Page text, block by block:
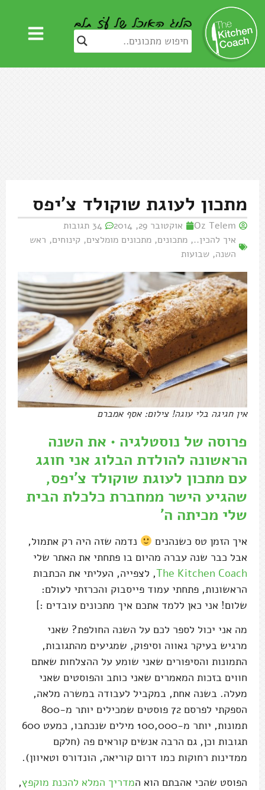
מתכון לעוגת שוקולד צ'יפס
Oz Telem אוקטובר 29, 2014
34 תגובות
איך להכין.., מתכונים, מתכונים מומלצים, קינוחים, ראש
השנה, שבועות
אין חגיגה בלי עוגה! צילום: אסף אמברם
פרוסה של נוסטלגיה • את השנה
הראשונה להולדת הבלוג אני חוגג
עם מתכון לעוגת שוקולד צ'יפס,
שהגיע הישר ממחברת כלכלת הבית
שלי מכיתה ה'
איך הזמן טס כשנהנים
נדמה שזה היה רק אתמול,
אבל כבר שנה עברה מהיום בו פתחתי את האתר שלי
The Kitchen Coach, לצפייה, העליתי את הכתבות
הראשונות, פתחתי עמוד פייסבוק והכרזתי לעולם:
שלום! אני כאן ללמד אתכם איך מתכונים עובדים :]
מה אני יכול לספר לכם על השנה החולפת? שאני
מרגיש בעיקר גאווה וסיפוק, שמגיעים מהתגובות,
התמונות והסיפורים שאני שומע על ההצלחות שאתם
חווים בזכות המאמרים שאני כותב והפוסטים שאני
מעלה. בשנה אחת, במקביל לעבודה במשרה מלאה,
הספקתי לפרסם 72 פוסטים שמכילים יותר מ-800
תמונות, יותר מ-100,000 מילים שנכתבו, כמעט 600
תגובות וכן, גם הרבה אנשים קוראים פה (חלקם
ממדינות רחוקות כמו דרום קוריאה, הונדורס וטאיוון).
הפוסט שהכי אהבתם הוא המדריך המלא להכנת מוקפץ,